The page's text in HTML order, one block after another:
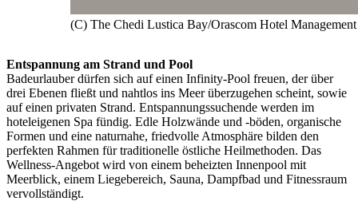
(C) The Chedi Lustica Bay/Orascom Hotel Management
Entspannung am Strand und Pool
Badeurlauber dürfen sich auf einen Infinity-Pool freuen, der über
drei Ebenen fließt und nahtlos ins Meer überzugehen scheint, sowie
auf einen privaten Strand. Entspannungssuchende werden im
hoteleigenen Spa fündig. Edle Holzwände und -böden, organische
Formen und eine naturnahe, friedvolle Atmosphäre bilden den
perfekten Rahmen für traditionelle östliche Heilmethoden. Das
Wellness-Angebot wird von einem beheizten Innenpool mit
Meerblick, einem Liegebereich, Sauna, Dampfbad und Fitnessraum
vervollständigt.